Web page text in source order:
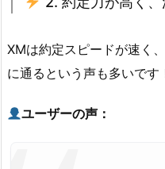
XMは約定スピードが速く
に通るという声も多いです
ユーザーの声：